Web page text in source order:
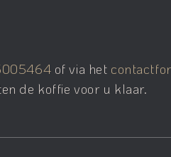
of via het
de koffie voor u klaar.